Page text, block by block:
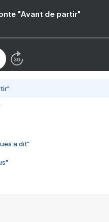
"Avant de partir"
a dit"